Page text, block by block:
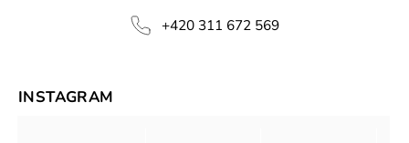
+420 311 672 569
INSTAGRAM